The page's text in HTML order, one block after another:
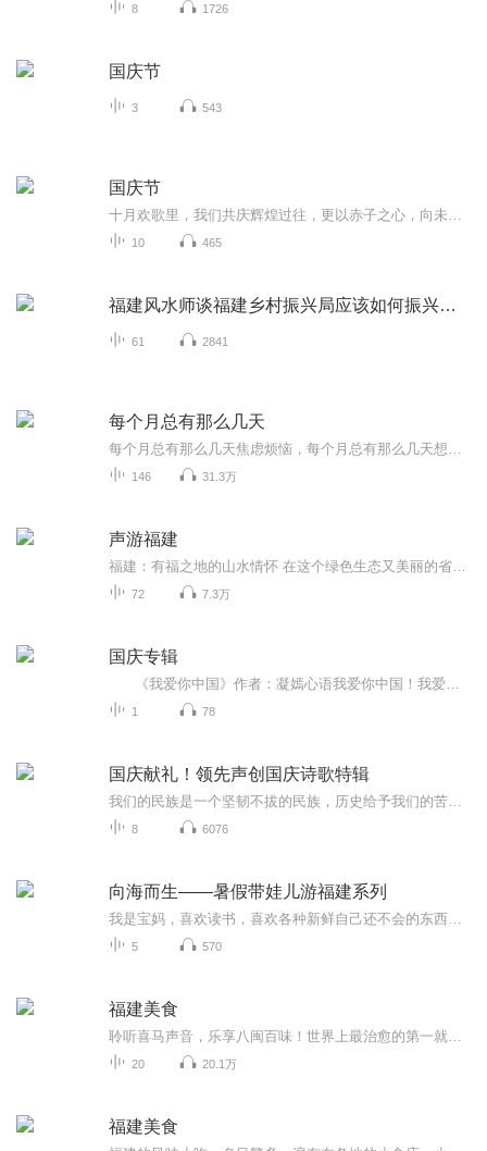
8 1726
国庆节
3 543
国庆节
10 465
福建风水师谈福建乡村振兴局应该如何振兴福建乡村
61 2841
每个月总有那么几天
146 31.3万
声游福建
72 7.3万
国庆专辑
1 78
国庆献礼！领先声创国庆诗歌特辑
8 6076
向海而生——暑假带娃儿游福建系列
5 570
福建美食
20 20.1万
福建美食